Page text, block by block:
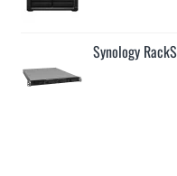
Synology